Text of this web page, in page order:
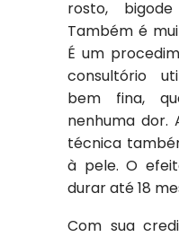
rosto,
Também é
É um
consultório
bem fina,
nenhuma dor.
técnica
à pele. O
durar até 18
Com sua